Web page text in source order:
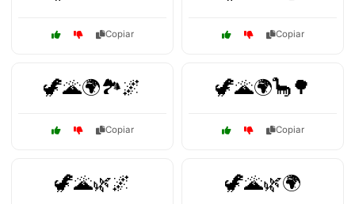
Copiar Copiar
🦖🌋🌍🏞️🌌
Copiar
🦖🌋🌍🦕🌳
Copiar
🦖🌋🌿🌌 🦖🌋🌿🌍